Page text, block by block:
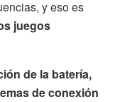
y eso es
juegos
de la batería,
de conexión